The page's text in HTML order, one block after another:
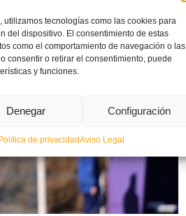
utilizamos tecnologías como las cookies para
del dispositivo. El consentimiento de estas
como el comportamiento de navegación o las
consentir o retirar el consentimiento, puede
y funciones.
Denegar Configuración
Política de privacidadAviso Legal